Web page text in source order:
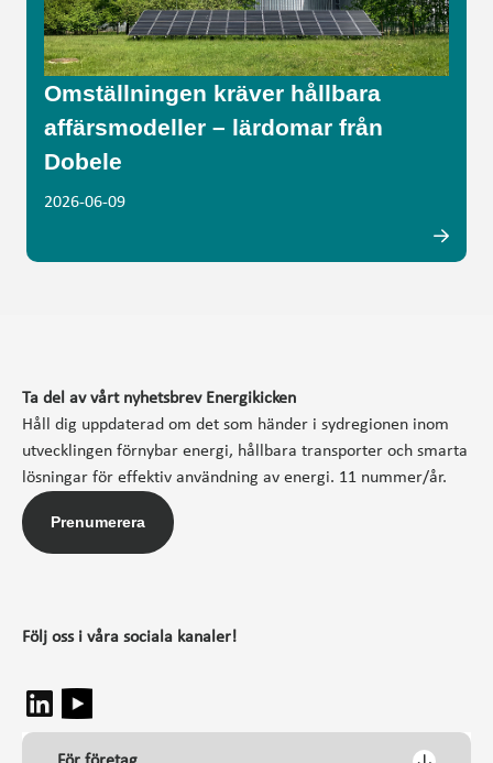
Omställningen kräver hållbara
affärsmodeller – lärdomar från
Dobele
2026-06-09
Ta del av vårt nyhetsbrev Energikicken
Håll dig uppdaterad om det som händer i sydregionen inom
utvecklingen förnybar energi, hållbara transporter och smarta
lösningar för effektiv användning av energi. 11 nummer/år.
Prenumerera
Följ oss i våra sociala kanaler!